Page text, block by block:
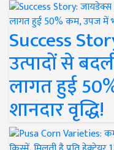
Success
उत्पादों से
लागत हुई
शानदार वृद्धि!